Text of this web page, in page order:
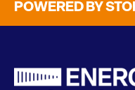
POWERED BY